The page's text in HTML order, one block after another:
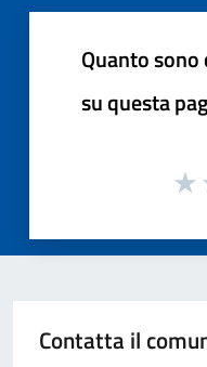
Quanto
su questa
Contatta il